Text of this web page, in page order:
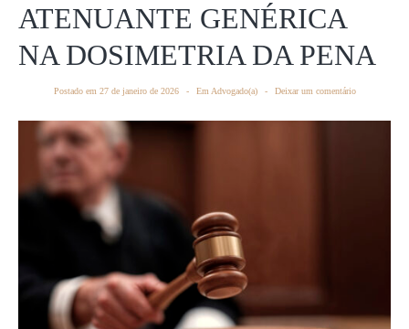
ATENUANTE GENÉRICA
NA DOSIMETRIA DA PENA
Postado em 27 de janeiro de 2026 Em Advogado(a) Deixar um comentário